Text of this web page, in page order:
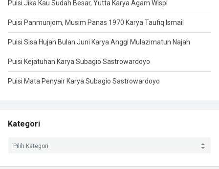
Puisi Jika Kau Sudah Besar, Yutta Karya Agam Wispi
Puisi Panmunjom, Musim Panas 1970 Karya Taufiq Ismail
Puisi Sisa Hujan Bulan Juni Karya Anggi Mulazimatun Najah
Puisi Kejatuhan Karya Subagio Sastrowardoyo
Puisi Mata Penyair Karya Subagio Sastrowardoyo
Kategori